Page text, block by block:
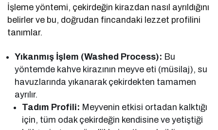
İşleme yöntemi, çekirdeğin kirazdan nasıl ayrıldığını
belirler ve bu, doğrudan fincandaki lezzet profilini
tanımlar.
Yıkanmış İşlem (Washed Process): Bu
yöntemde kahve kirazının meyve eti (müsilaj), su
havuzlarında yıkanarak çekirdekten tamamen
ayrılır.
Tadım Profili: Meyvenin etkisi ortadan kalktığı
için, tüm odak çekirdeğin kendisine ve yetiştiği